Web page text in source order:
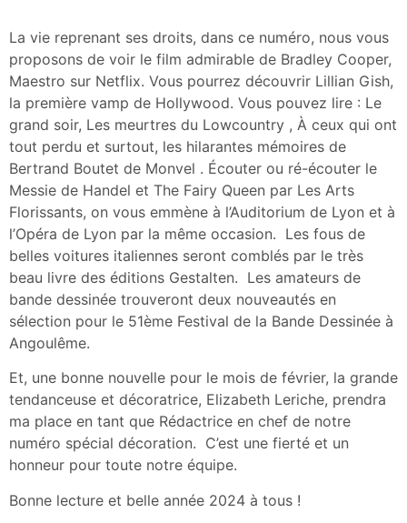
La vie reprenant ses droits, dans ce numéro, nous vous
proposons de voir le film admirable de Bradley Cooper,
Maestro sur Netflix. Vous pourrez découvrir Lillian Gish,
la première vamp de Hollywood. Vous pouvez lire : Le
grand soir, Les meurtres du Lowcountry , À ceux qui ont
tout perdu et surtout, les hilarantes mémoires de
Bertrand Boutet de Monvel . Écouter ou ré-écouter le
Messie de Handel et The Fairy Queen par Les Arts
Florissants, on vous emmène à l’Auditorium de Lyon et à
l’Opéra de Lyon par la même occasion. Les fous de
belles voitures italiennes seront comblés par le très
beau livre des éditions Gestalten. Les amateurs de
bande dessinée trouveront deux nouveautés en
sélection pour le 51ème Festival de la Bande Dessinée à
Angoulême.
Et, une bonne nouvelle pour le mois de février, la grande
tendanceuse et décoratrice, Elizabeth Leriche, prendra
ma place en tant que Rédactrice en chef de notre
numéro spécial décoration. C’est une fierté et un
honneur pour toute notre équipe.
Bonne lecture et belle année 2024 à tous !